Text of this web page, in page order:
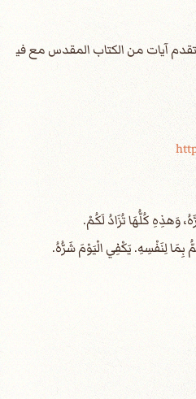
تقدم آيات من الكتاب المقدس مع في